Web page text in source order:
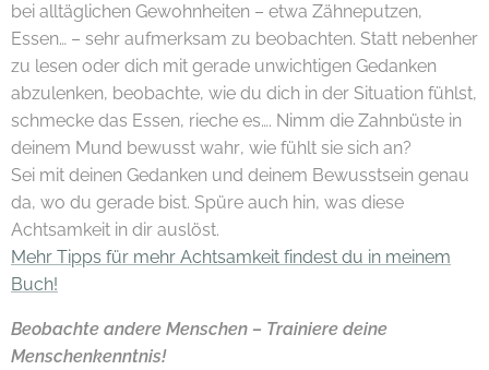
bei alltäglichen Gewohnheiten – etwa Zähneputzen,
Essen… – sehr aufmerksam zu beobachten. Statt nebenher
zu lesen oder dich mit gerade unwichtigen Gedanken
abzulenken, beobachte, wie du dich in der Situation fühlst,
schmecke das Essen, rieche es…. Nimm die Zahnbüste in
deinem Mund bewusst wahr, wie fühlt sie sich an?
Sei mit deinen Gedanken und deinem Bewusstsein genau
da, wo du gerade bist. Spüre auch hin, was diese
Achtsamkeit in dir auslöst.
Mehr Tipps für mehr Achtsamkeit findest du in meinem
Buch!
Beobachte andere Menschen – Trainiere deine
Menschenkenntnis!